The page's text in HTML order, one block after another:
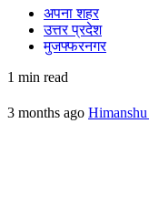
अपना शहर
उत्तर प्रदेश
मुजफ्फरनगर
1 min read
3 months ago Himanshu